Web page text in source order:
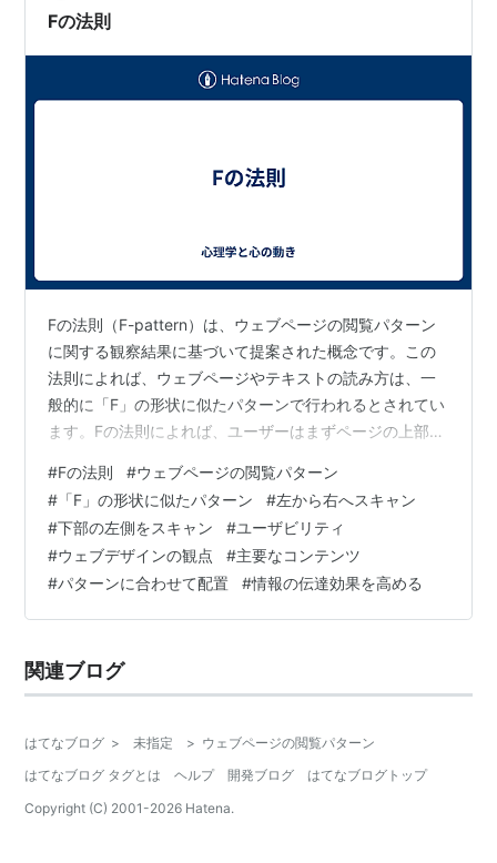
Fの法則
Fの法則（F-pattern）は、ウェブページの閲覧パターン
に関する観察結果に基づいて提案された概念です。この
法則によれば、ウェブページやテキストの読み方は、一
般的に「F」の形状に似たパターンで行われるとされてい
ます。Fの法則によれば、ユーザーはまずページの上部を
す。このスキャンパターンによって、上部のコンテンツ
や見出し、左側の要素が最も注目される傾向があるとさ
れています。一方、ページの右側や下部のコンテンツ
は、スキャンされる領域が狭くなるために注意を引きに
くいとされています。Fの法則は、ユーザビリティやウェ
ブデザインの観点から重要視されていま…
#Fの法則 #ウェブページの閲覧パターン
# 「F」の形状に似たパターン #左から右へスキャン
#下部の左側をスキャン #ユーザビリティ
#ウェブデザインの観点 #主要なコンテンツ
#パターンに合わせて配置 #情報の伝達効果を高める
関連ブログ
はてなブログ > 未指定 > ウェブページの閲覧パターン
はてなブログ タグとは
ヘルプ 開発ブログ
はてなブログトップ
Copyright (C) 2001-2026 Hatena.